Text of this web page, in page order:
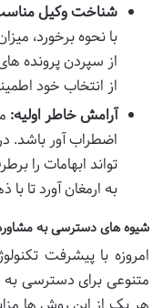
شناخت وکیل
با نحوه برخورد،
از سپردن پرونده
از انتخاب خود
آرامش خاطر اولیه:
اضطراب آور باشد.
تواند ابهامات را
به ارمغان آورد تا
شیوه های دسترسی به
امروزه با پیشرفت
متنوعی برای دسترسی